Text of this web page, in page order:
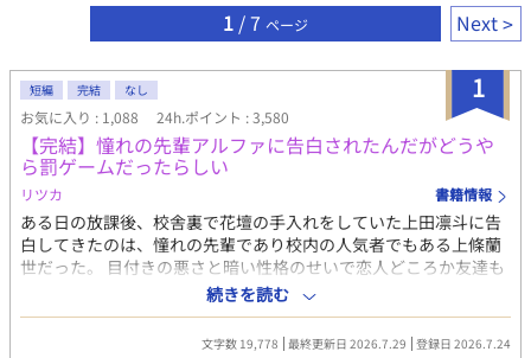
1 / 7 ページ Next
1
短編 完結 なし
お気に入り : 1,088 24h.ポイント : 3,580
【完結】憧れの先輩アルファに告白されたんだがどうや
ら罰ゲームだったらしい
リツカ 書籍情報
ある日の放課後、校舎裏で花壇の手入れをしていた上田凛斗に告
白してきたのは、憧れの先輩であり校内の人気者でもある上條蘭
世だった。 目付きの悪さと暗い性格のせいで恋人どころか友達も
いない凛斗は、戸惑いながらもお試しで蘭世との交際をはじめた
のだが…… 美形溺愛アルファ×三白眼平凡オメガ
続きを読む
文字数 19,778 最終更新日 2026.7.29 登録日 2026.7.24